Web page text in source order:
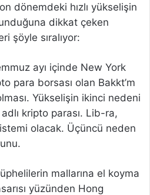
dönemdeki hızlı yükselişin
dikkat çeken
şöyle sıralıyor:
ayı içinde New York
para borsası olan Bakkt’m
Yükselişin ikinci nedeni
kripto parası. Lib-ra,
olacak. Üçüncü neden
mallarına el koyma
yüzünden Hong